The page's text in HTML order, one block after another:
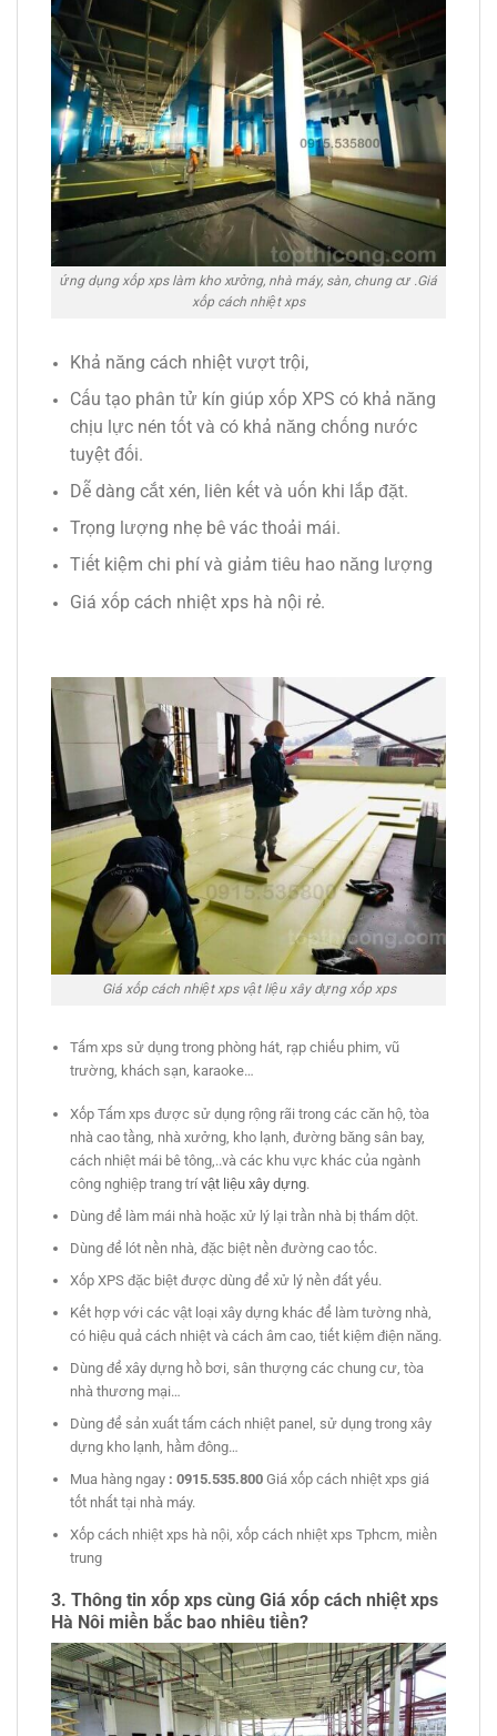
ứng dụng xốp xps làm kho xưởng, nhà máy, sàn, chung cư .Giá
xốp cách nhiệt xps
Khả năng cách nhiệt vượt trội,
Cấu tạo phân tử kín giúp xốp XPS có khả năng
chịu lực nén tốt và có khả năng chống nước
tuyệt đối.
Dễ dàng cắt xén, liên kết và uốn khi lắp đặt.
Trọng lượng nhẹ bê vác thoải mái.
Tiết kiệm chi phí và giảm tiêu hao năng lượng
Giá xốp cách nhiệt xps hà nội rẻ.
Giá xốp cách nhiệt xps vật liệu xây dựng xốp xps
Tấm xps sử dụng trong phòng hát, rạp chiếu phim, vũ
trường, khách sạn, karaoke…
Xốp Tấm xps được sử dụng rộng rãi trong các căn hộ, tòa
nhà cao tầng, nhà xưởng, kho lạnh, đường băng sân bay,
cách nhiệt mái bê tông,..và các khu vực khác của ngành
công nghiệp trang trívật liệu xây dựng.
Dùng để làm mái nhà hoặc xử lý lại trần nhà bị thấm dột.
Dùng để lót nền nhà, đặc biệt nền đường cao tốc.
Xốp XPS đặc biệt được dùng để xử lý nền đất yếu.
Kết hợp với các vật loại xây dựng khác để làm tường nhà,
có hiệu quả cách nhiệt và cách âm cao, tiết kiệm điện năng.
Dùng để xây dựng hồ bơi, sân thượng các chung cư, tòa
nhà thương mại…
Dùng để sản xuất tấm cách nhiệt panel, sử dụng trong xây
dựng kho lạnh, hầm đông…
Mua hàng ngay : 0915.535.800 Giá xốp cách nhiệt xps giá
tốt nhất tại nhà máy.
Xốp cách nhiệt xps hà nội, xốp cách nhiệt xps Tphcm, miền
trung
3. Thông tin xốp xps cùng Giá xốp cách nhiệt xps
Hà Nôi miền bắc bao nhiêu tiền?